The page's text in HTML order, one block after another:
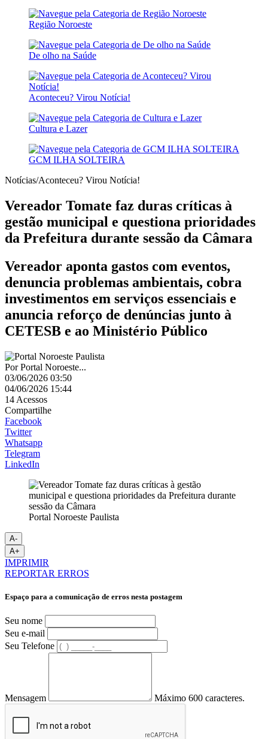
Região Noroeste
De olho na Saúde
Aconteceu? Virou Notícia!
Cultura e Lazer
GCM ILHA SOLTEIRA
Notícias/Aconteceu? Virou Notícia!
Vereador Tomate faz duras críticas à
gestão municipal e questiona prioridades
da Prefeitura durante sessão da Câmara
Vereador aponta gastos com eventos,
denuncia problemas ambientais, cobra
investimentos em serviços essenciais e
anuncia reforço de denúncias junto à
CETESB e ao Ministério Público
PorPortal Noroeste...
03/06/2026 03:50
04/06/2026 15:44
14 Acessos
Compartilhe
Facebook
Twitter
Whatsapp
Telegram
LinkedIn
Portal Noroeste Paulista
A-
A+
IMPRIMIR
REPORTAR ERROS
Espaço para a comunicação de erros nesta postagem
Seu nome
Seu e-mail
Seu Telefone
Mensagem Máximo 600 caracteres.